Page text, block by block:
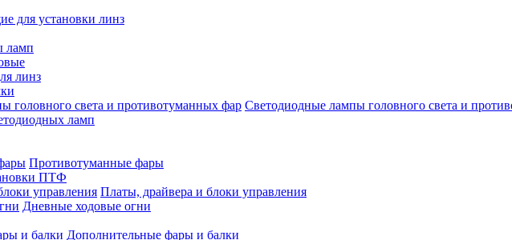
для установки линз
ламп
линз
Светодиодные лампы головного света и
ламп
Противотуманные фары
ПТФ
Платы, драйвера и блоки управления
Дневные ходовые огни
Дополнительные фары и балки